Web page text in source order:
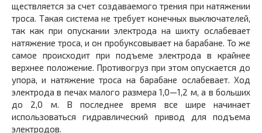
ществляется за счет создаваемого трения при натяже­нии
троса. Такая система не требует конечных выклю­чателей,
так как при опускании электрода на шихту ослабевает
натяжение троса, и он пробуксовывает на ба­рабане. То же
самое происходит при подъеме электрода в крайнее
верхнее положение. Противогруз при этом опускается до
упора, и натяжение троса на барабане ослабевает. Ход
электрода в печах малого размера 1,0—1,2 м, а в больших
до 2,0 м. В последнее время все шире начинает
использоваться гидравлический привод для подъема
электродов.